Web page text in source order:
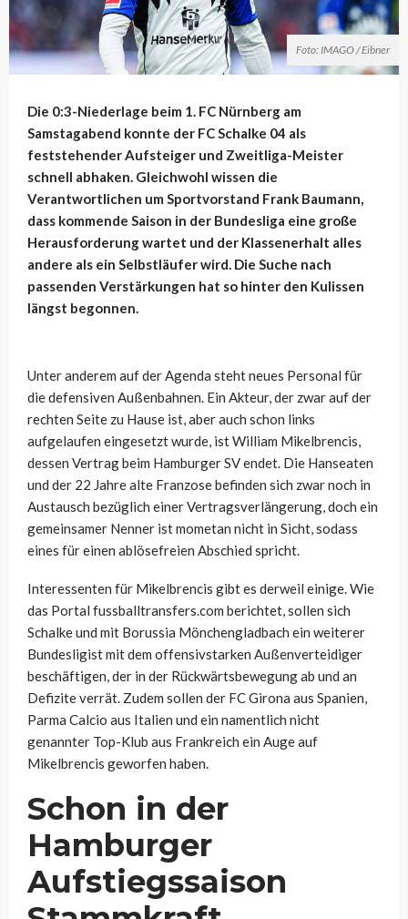
Foto: IMAGO / Eibner
Die 0:3-Niederlage beim 1. FC Nürnberg am
Samstagabend konnte der FC Schalke 04 als
feststehender Aufsteiger und Zweitliga-Meister
schnell abhaken. Gleichwohl wissen die
Verantwortlichen um Sportvorstand Frank Baumann,
dass kommende Saison in der Bundesliga eine große
Herausforderung wartet und der Klassenerhalt alles
andere als ein Selbstläufer wird. Die Suche nach
passenden Verstärkungen hat so hinter den Kulissen
längst begonnen.
Unter anderem auf der Agenda steht neues Personal für
die defensiven Außenbahnen. Ein Akteur, der zwar auf der
rechten Seite zu Hause ist, aber auch schon links
aufgelaufen eingesetzt wurde, ist William Mikelbrencis,
dessen Vertrag beim Hamburger SV endet. Die Hanseaten
und der 22 Jahre alte Franzose befinden sich zwar noch in
Austausch bezüglich einer Vertragsverlängerung, doch ein
gemeinsamer Nenner ist mometan nicht in Sicht, sodass
eines für einen ablösefreien Abschied spricht.
Interessenten für Mikelbrencis gibt es derweil einige. Wie
das Portal fussballtransfers.com berichtet, sollen sich
Schalke und mit Borussia Mönchengladbach ein weiterer
Bundesligist mit dem offensivstarken Außenverteidiger
beschäftigen, der in der Rückwärtsbewegung ab und an
Defizite verrät. Zudem sollen der FC Girona aus Spanien,
Parma Calcio aus Italien und ein namentlich nicht
genannter Top-Klub aus Frankreich ein Auge auf
Mikelbrencis geworfen haben.
Schon in der
Hamburger
Aufstiegssaison